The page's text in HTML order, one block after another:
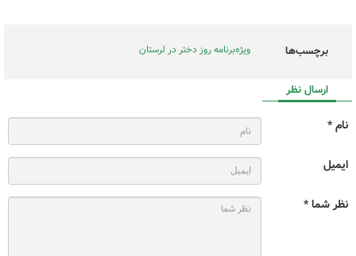
برچسب‌ها ویژه‌برنامه روز دختر در لرستان
ارسال نظر
نام *
ایمیل
نظر شما *